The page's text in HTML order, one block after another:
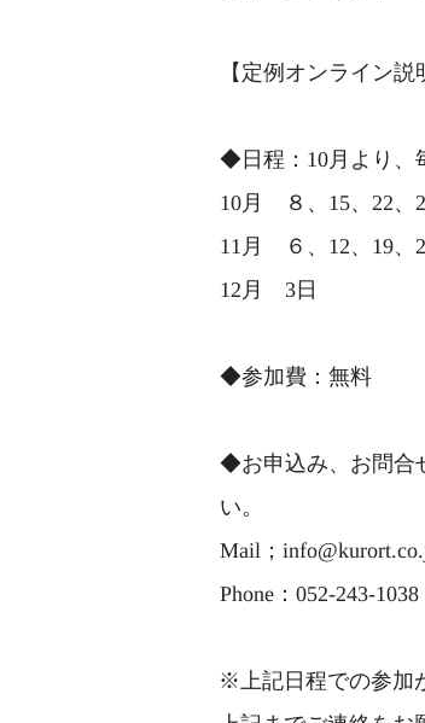
【定例オンライン説
◆日程：10月より、
10月 ８、15、22、
11月 ６、12、19、
12月 3日
◆参加費：無料
◆お申込み、お問合
い。
Mail；
Phone：052-243-
※上記日程での参加